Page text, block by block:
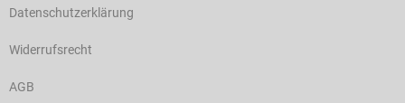
Datenschutzerklärung
Widerrufsrecht
AGB